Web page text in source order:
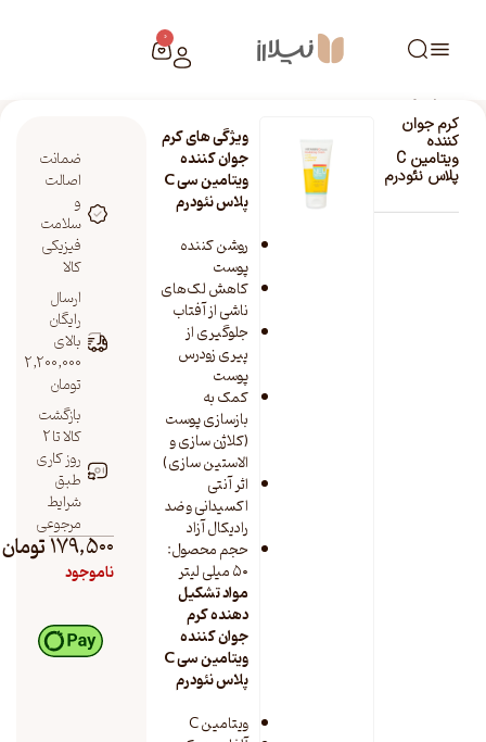
0
فروشگاه نیلارز
کرم جوان
کننده
ویتامین C
پلاس نئودرم
ویژگی های کرم
جوان کننده
ویتامین سی C
پلاس نئودرم
روشن کننده
پوست
کاهش لک‌های
ناشی از آفتاب
جلوگیری از
پیری زودرس
پوست
کمک به
بازسازی پوست
(کلاژن سازی و
الاستین سازی)
اثر آنتی
اکسیدانی و ضد
رادیکال آزاد
حجم محصول:
۵۰ میلی لیتر
مواد تشکیل
دهنده کرم
جوان کننده
ویتامین سی C
پلاس نئودرم
ویتامین C
ضمانت
اصالت
و
سلامت
فیزیکی
کالا
ارسال
رایگان
بالای
2,200,000
تومان
بازگشت
کالا تا 2
روز کاری
طبق
شرایط
مرجوعی
179,500تومان
ناموجود